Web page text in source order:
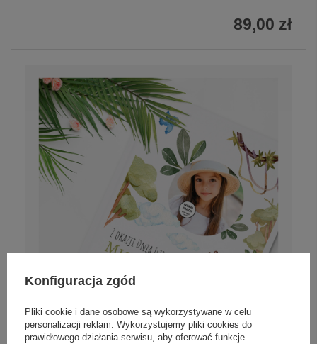
89,00 zł
Konfiguracja zgód
Pliki cookie i dane osobowe są wykorzystywane w celu
personalizacji reklam. Wykorzystujemy pliki cookies do
prawidłowego działania serwisu, aby oferować funkcje